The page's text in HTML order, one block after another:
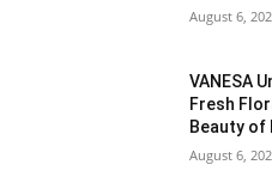
August 6,
VANESA
Fresh
Beauty of
August 6,